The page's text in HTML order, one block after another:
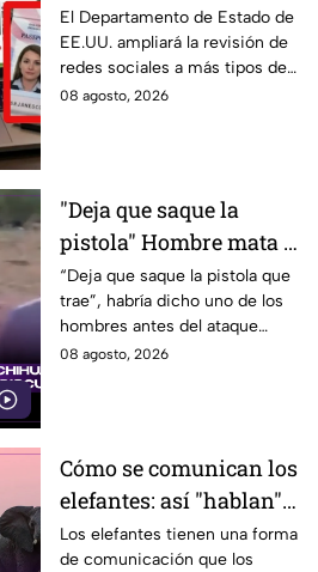
revisarán las redes
sociales de mexicanos
que viaje a este país
El Departamento de Estado de
EE.UU. ampliará la revisión de
redes sociales a más tipos de
visa, incluyendo a mexicanos
08 agosto, 2026
"Deja que saque la
pistola" Hombre mata a
padre y hiere a su hijo
por supuestamente
invadir un camino
“Deja que saque la pistola que
trae”, habría dicho uno de los
hombres antes del ataque
armado en Julimes, Chihuahua
08 agosto, 2026
Cómo se comunican los
elefantes: así "hablan"
entre ellos
Los elefantes tienen una forma
de comunicación que los